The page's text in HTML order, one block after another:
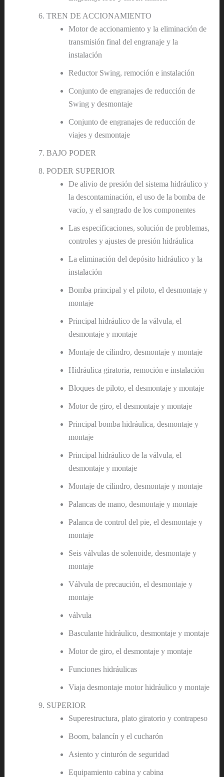
TREN DE ACCIONAMIENTO
Motor de accionamiento y la eliminación de
transmisión final del engranaje y la
instalación
Reductor Swing, remoción e instalación
Conjunto de engranajes de reducción de
Swing y desmontaje
Conjunto de engranajes de reducción de
viajes y desmontaje
BAJO PODER
PODER SUPERIOR
De alivio de presión del sistema hidráulico y
la descontaminación, el uso de la bomba de
vacío, y el sangrado de los componentes
Las especificaciones, solución de problemas,
controles y ajustes de presión hidráulica
La eliminación del depósito hidráulico y la
instalación
Bomba principal y el piloto, el desmontaje y
montaje
Principal hidráulico de la válvula, el
desmontaje y montaje
Montaje de cilindro, desmontaje y montaje
Hidráulica giratoria, remoción e instalación
Bloques de piloto, el desmontaje y montaje
Motor de giro, el desmontaje y montaje
Principal bomba hidráulica, desmontaje y
montaje
Principal hidráulico de la válvula, el
desmontaje y montaje
Montaje de cilindro, desmontaje y montaje
Palancas de mano, desmontaje y montaje
Palanca de control del pie, el desmontaje y
montaje
Seis válvulas de solenoide, desmontaje y
montaje
Válvula de precaución, el desmontaje y
montaje
válvula
Basculante hidráulico, desmontaje y montaje
Motor de giro, el desmontaje y montaje
Funciones hidráulicas
Viaja desmontaje motor hidráulico y montaje
SUPERIOR
Superestructura, plato giratorio y contrapeso
Boom, balancín y el cucharón
Asiento y cinturón de seguridad
Equipamiento cabina y cabina